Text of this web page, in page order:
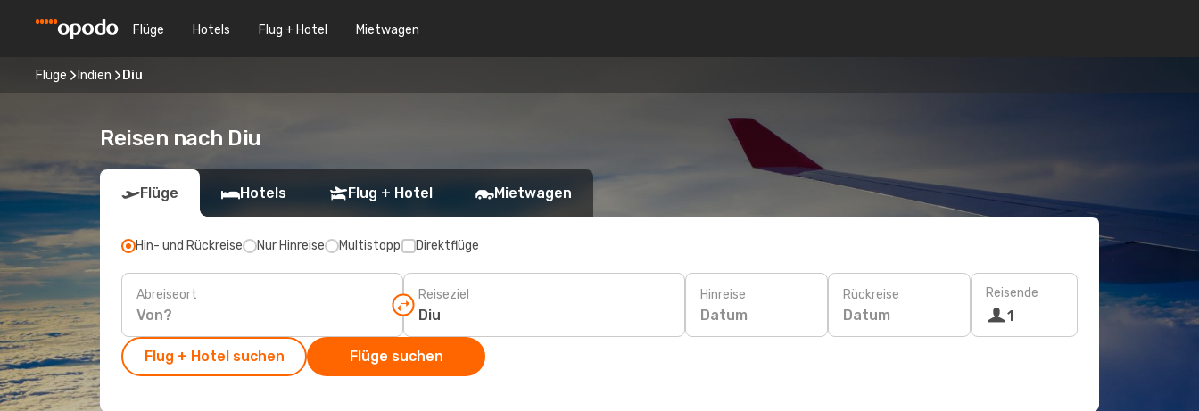
Flüge Hotels Flug + Hotel Mietwagen
Flüge Indien Diu
Reisen nach Diu
Flüge Hotels Flug + Hotel Mietwagen
Hin- und Rückreise Nur Hinreise Multistopp Direktflüge
Abreiseort Reiseziel Hinreise
Datum
Rückreise
Datum
Reisende
1
Flug + Hotel suchen Flüge suchen